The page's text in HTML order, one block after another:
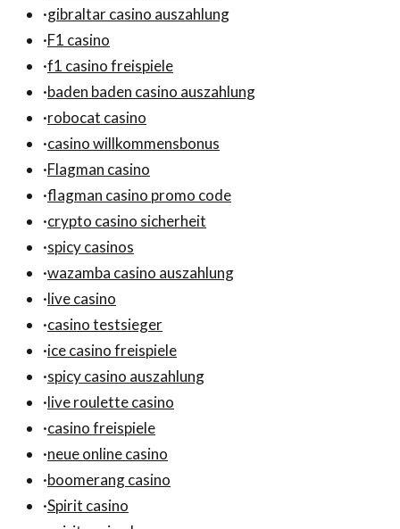
·gibraltar casino auszahlung
·F1 casino
·f1 casino freispiele
·baden baden casino auszahlung
·robocat casino
·casino willkommensbonus
·Flagman casino
·flagman casino promo code
·crypto casino sicherheit
·spicy casinos
·wazamba casino auszahlung
·live casino
·casino testsieger
·ice casino freispiele
·spicy casino auszahlung
·live roulette casino
·casino freispiele
·neue online casino
·boomerang casino
·Spirit casino